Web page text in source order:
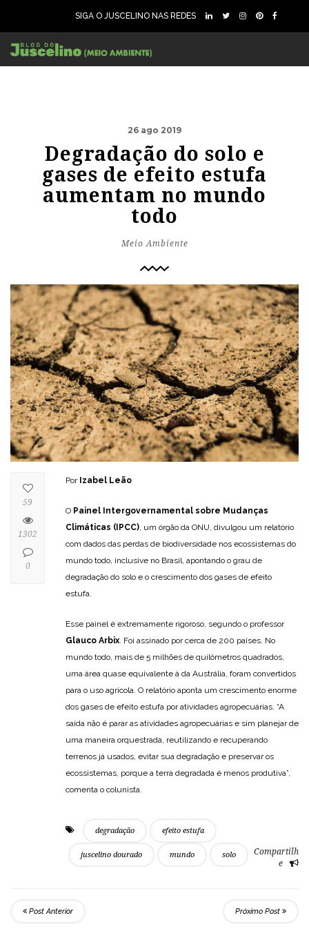
SIGA O JUSCELINO NAS REDES
26 ago 2019
Degradação do solo e
gases de efeito estufa
aumentam no mundo
todo
Meio Ambiente
Por Izabel Leão
O Painel Intergovernamental sobre Mudanças
Climáticas (IPCC) , um órgão da ONU, divulgou um relatório
com dados das perdas de biodiversidade nos ecossistemas do
mundo todo, inclusive no Brasil, apontando o grau de
degradação do solo e o crescimento dos gases de efeito
estufa.
Esse painel é extremamente rigoroso, segundo o professor
Glauco Arbix . Foi assinado por cerca de 200 países. No
mundo todo, mais de 5 milhões de quilômetros quadrados,
uma área quase equivalente à da Austrália, foram convertidos
para o uso agrícola. O relatório aponta um crescimento enorme
dos gases de efeito estufa por atividades agropecuárias. “A
saída não é parar as atividades agropecuárias e sim planejar de
uma maneira orquestrada, reutilizando e recuperando
terrenos já usados, evitar sua degradação e preservar os
ecossistemas, porque a terra degradada é menos produtiva”,
comenta o colunista.
degradação efeito estufa
juscelino dourado mundo solo
Compartilh
e
59
1302
0
Post Anterior Próximo Post